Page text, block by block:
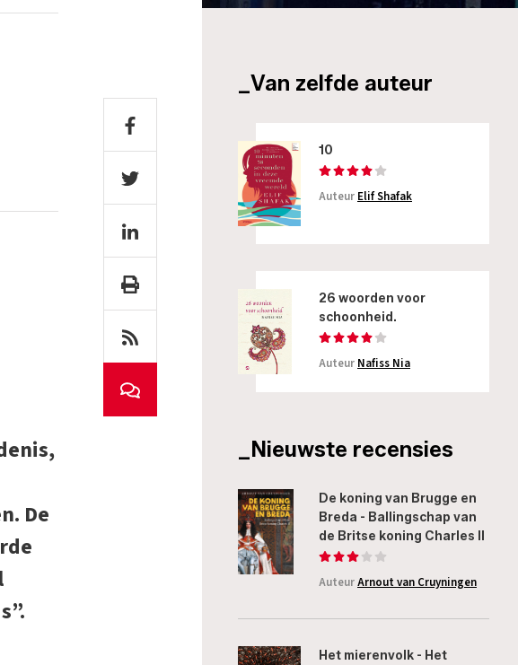
De
_Van zelfde auteur
10
Auteur Elif Shafak
26 woorden voor
schoonheid.
Auteur Nafiss Nia
_Nieuwste recensies
De koning van Brugge en
Breda - Ballingschap van
de Britse koning Charles II
AuteurArnout van Cruyningen
Het mierenvolk - Het